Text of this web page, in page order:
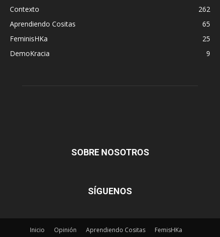
Contexto
262
Aprendiendo Cositas
65
FeminisHKa
25
DemoKracia
9
SOBRE NOSOTROS
SÍGUENOS
Inicio Opinión Aprendiendo Cositas
FemisHKa